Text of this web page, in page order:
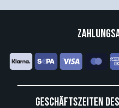
Geschäftszeiten